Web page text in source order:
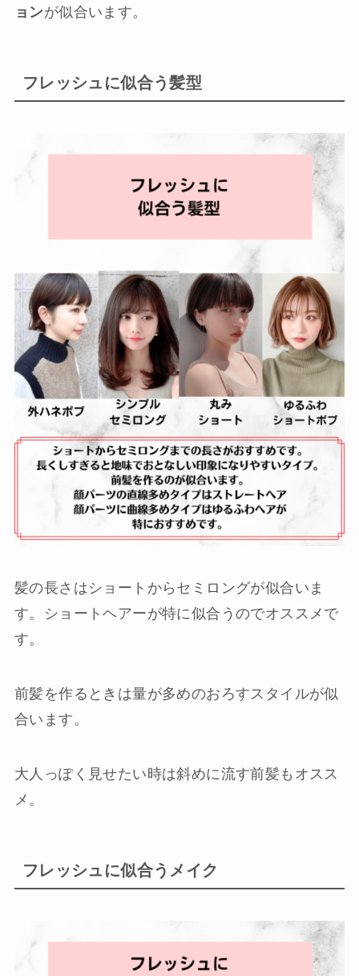
ョンが似合います。
フレッシュに似合う髪型
髪の長さはショートからセミロングが似合いま
す。ショートヘアーが特に似合うのでオススメで
す。
前髪を作るときは量が多めのおろすスタイルが似
合います。
大人っぽく見せたい時は斜めに流す前髪もオスス
メ。
フレッシュに似合うメイク